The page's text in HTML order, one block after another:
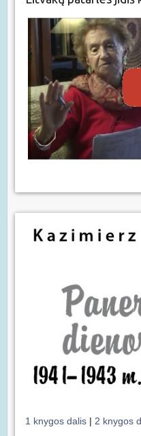
1 knygos dalis | 2 knygos